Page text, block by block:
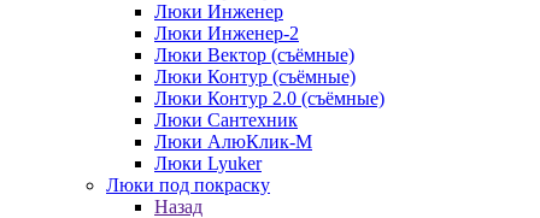
Люки Инженер
Люки Инженер-2
Люки Вектор (съёмные)
Люки Контур (съёмные)
Люки Контур 2.0 (съёмные)
Люки Сантехник
Люки АлюКлик-М
Люки Lyuker
Люки под покраску
Назад